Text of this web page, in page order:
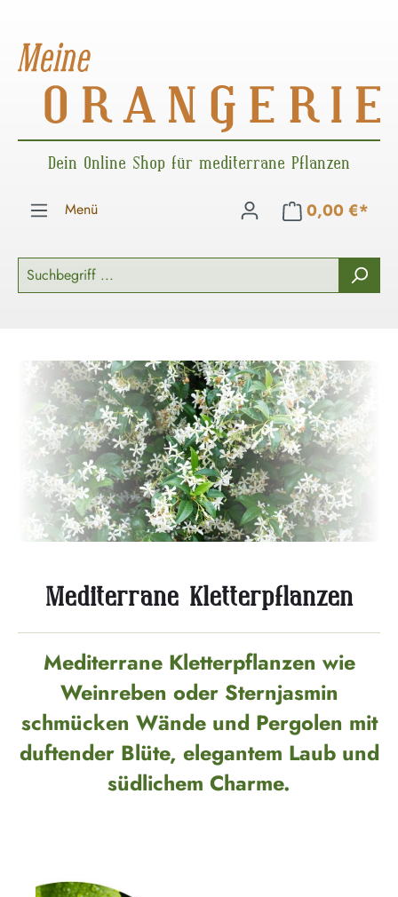
Dein Online Shop für mediterrane Pflanzen
Menü 0,00 €*
Mediterrane Kletterpflanzen
Mediterrane Kletterpflanzen wie
Weinreben oder Sternjasmin
schmücken Wände und Pergolen mit
duftender Blüte, elegantem Laub und
südlichem Charme.